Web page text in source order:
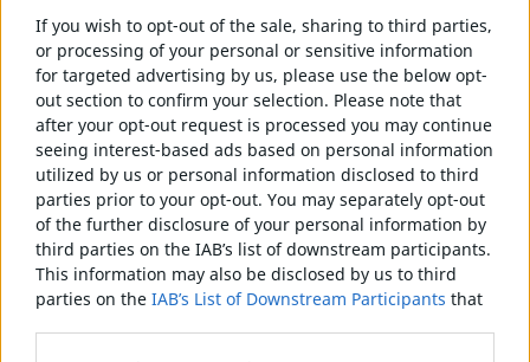
If you wish to opt-out of the sale, sharing to third parties,
or processing of your personal or sensitive information
for targeted advertising by us, please use the below opt-
out section to confirm your selection. Please note that
after your opt-out request is processed you may continue
seeing interest-based ads based on personal information
utilized by us or personal information disclosed to third
parties prior to your opt-out. You may separately opt-out
of the further disclosure of your personal information by
third parties on the IAB’s list of downstream participants.
This information may also be disclosed by us to third
parties on the IAB’s List of Downstream Participants that
ΚΟΛΛΗΤΟ
ΕΞΑΓΩΝΟ
ΑΓΚΑΘΩΤΟ
ΚΑΤΣΑΡΟ
ΣΑΡΑΖΑΝΕΤΙ
URSUS
ΠΑΣΣΑΛΟI
ΣΩΛΗΝΕΣ ΓΑΛΒΑΝΙΖΕ
ΣΙΔΗΡΟΓΩΝΙΕΣ
ΑΜΠΕΛΟΠΑΣΣΑΛΟΙ
Περιφράξεις με κονσερτίνα επίπεδη
Περιφράξεις με κονσερτίνα flat
ΠΕΡΙΣΣΌΤΕΡΑ